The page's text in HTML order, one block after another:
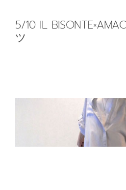
5/10 IL
ツ